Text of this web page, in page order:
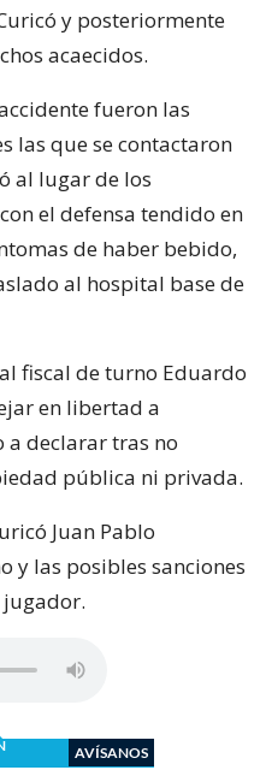
y posteriormente
acaecidos.
fueron las
las que se contactaron
al lugar de los
el defensa tendido en
de haber bebido,
al hospital base de
fiscal de turno Eduardo
en libertad a
declarar tras no
pública ni privada.
Juan Pablo
y las posibles sanciones
AVÍSANOS